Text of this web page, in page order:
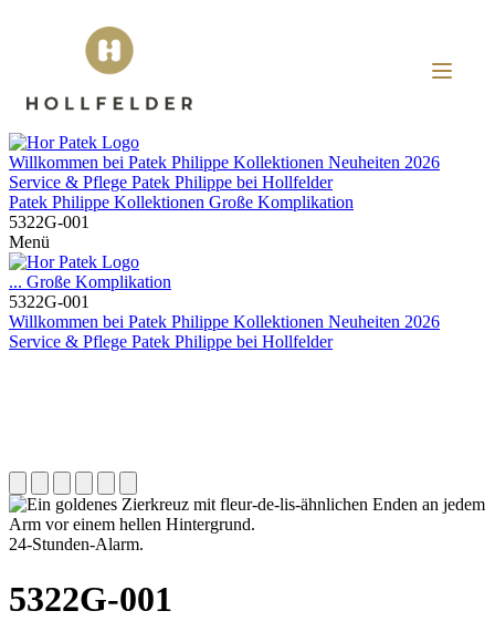
Willkommen bei Patek Philippe Kollektionen Neuheiten 2026
Service & Pflege Patek Philippe bei Hollfelder
Patek Philippe Kollektionen Große Komplikation
5322G-001
Menü
... Große Komplikation
5322G-001
Willkommen bei Patek Philippe Kollektionen Neuheiten 2026
Service & Pflege Patek Philippe bei Hollfelder
24-Stunden-Alarm.
5322G-001